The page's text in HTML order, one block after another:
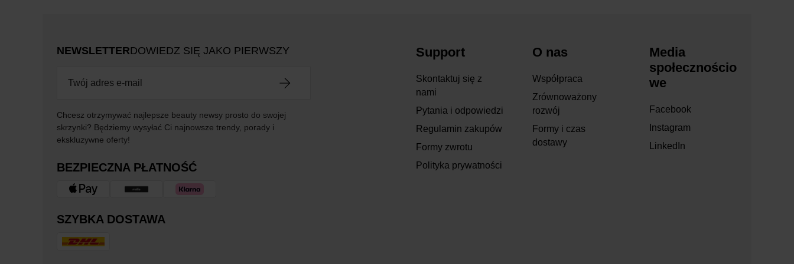
NEWSLETTERDOWIEDZ SIĘ JAKO PIERWSZY
Chcesz otrzymywać najlepsze beauty newsy prosto do swojej
skrzynki? Będziemy wysyłać Ci najnowsze trendy, porady i
ekskluzywne oferty!
BEZPIECZNA PŁATNOŚĆ
SZYBKA DOSTAWA
Support
Skontaktuj się z
nami
Pytania i odpowiedzi
Regulamin zakupów
Formy zwrotu
Polityka prywatności
O nas
Współpraca
Zrównoważony
rozwój
Formy i czas
dostawy
Media
społecznościo
we
Facebook
Instagram
LinkedIn